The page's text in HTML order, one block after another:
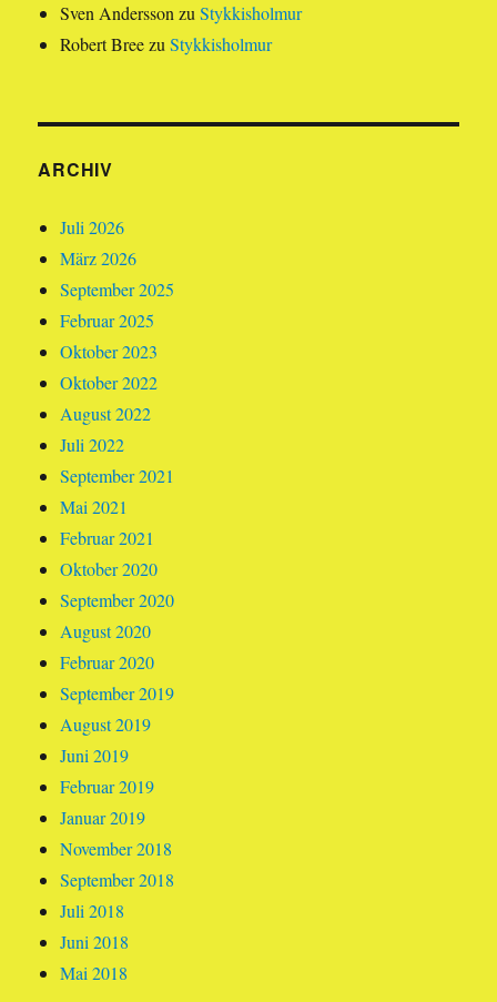
Sven Andersson zuStykkisholmur
Robert BreezuStykkisholmur
ARCHIV
Juli 2026
März 2026
September 2025
Februar 2025
Oktober 2023
Oktober 2022
August 2022
Juli 2022
September 2021
Mai 2021
Februar 2021
Oktober 2020
September 2020
August 2020
Februar 2020
September 2019
August 2019
Juni 2019
Februar 2019
Januar 2019
November 2018
September 2018
Juli 2018
Juni 2018
Mai 2018